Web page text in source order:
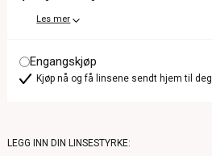
Les mer
Engangskjøp
Kjøp nå og få linsene sendt hjem til deg
LEGG INN DIN LINSESTYRKE: